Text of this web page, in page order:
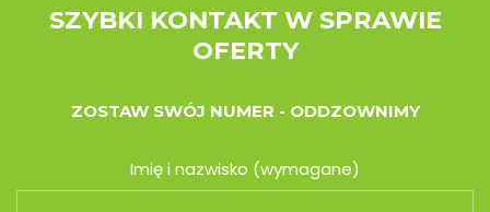
SZYBKI KONTAKT W SPRAWIE
OFERTY
ZOSTAW SWÓJ NUMER - ODDZOWNIMY
Imię i nazwisko (wymagane)